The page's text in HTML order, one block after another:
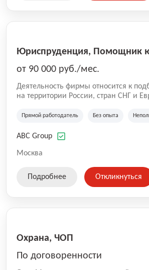
Юриспруденция, Помощник
от 90 000 руб./мес.
Деятельность фирмы относится к
на территории России, стран СНГ и
культуре и развлечениям,
Прямой работодатель Без опыта
ABC Group
Москва
Подробнее Откликнуться
Охрана, ЧОП
По договоренности